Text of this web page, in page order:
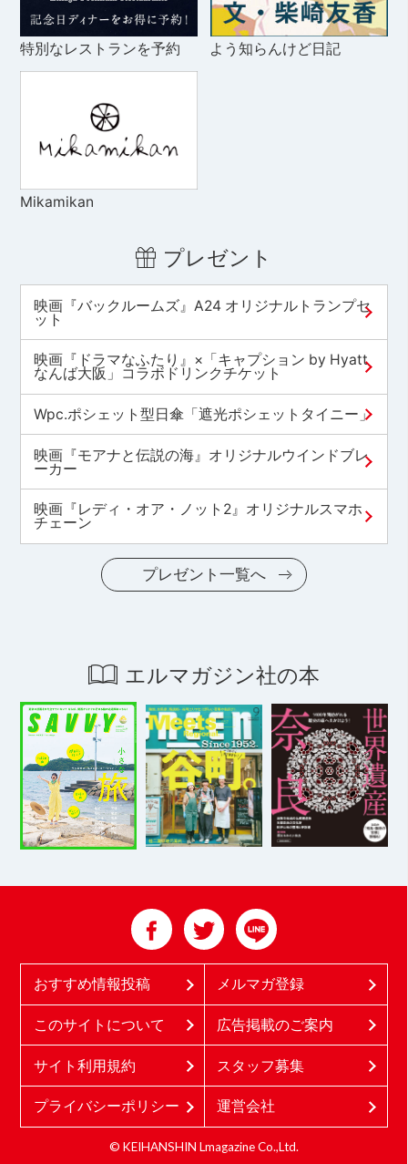
特別なレストランを予約 よう知らんけど日記
Mikamikan
プレゼント
映画『バックルームズ』A24 オリジナルトランプセ
ット
映画『ドラマなふたり』×「キャプション by Hyatt
なんば大阪」コラボドリンクチケット
Wpc.ポシェット型日傘「遮光ポシェットタイニー」
映画『モアナと伝説の海』オリジナルウインドブレ
ーカー
映画『レディ・オア・ノット2』オリジナルスマホ
チェーン
プレゼント一覧へ
エルマガジン社の本
おすすめ情報投稿 メルマガ登録
このサイトについて 広告掲載のご案内
サイト利用規約 スタッフ募集
プライバシーポリシー 運営会社
© KEIHANSHIN Lmagazine Co.,Ltd.